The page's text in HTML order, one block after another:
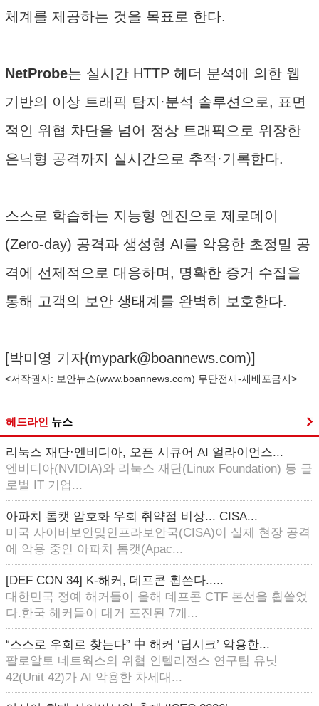
체계를 제공하는 것을 목표로 한다.
NetProbe는 실시간 HTTP 헤더 분석에 의한 웹
기반의 이상 트래픽 탐지·분석 솔루션으로, 표면
적인 위협 차단을 넘어 정상 트래픽으로 위장한
은닉형 공격까지 실시간으로 추적·기록한다.
스스로 학습하는 지능형 엔진으로 제로데이
(Zero-day) 공격과 생성형 AI를 악용한 초정밀 공
격에 선제적으로 대응하며, 명확한 증거 수집을
통해 고객의 보안 생태계를 완벽히 보호한다.
[박미영 기자(mypark@boannews.com)]
<저작권자: 보안뉴스(www.boannews.com) 무단전재-재배포금지>
헤드라인 뉴스
리눅스 재단·엔비디아, 오픈 시큐어 AI 얼라이언스...
엔비디아(NVIDIA)와 리눅스 재단(Linux Foundation) 등 글
로벌 IT 기업...
아파치 톰캣 암호화 우회 취약점 비상... CISA...
미국 사이버보안및인프라보안국(CISA)이 실제 현장 공격
에 악용 중인 아파치 톰캣(Apac...
[DEF CON 34] K-해커, 데프콘 휩쓴다.....
대한민국 정예 해커들이 올해 데프콘 CTF 본선을 휩쓸었
다.한국 해커들이 대거 포진된 7개...
“스스로 우회로 찾는다” 中 해커 ‘딥시크’ 악용한...
팔로알토 네트웍스의 위협 인텔리전스 연구팀 유닛
42(Unit 42)가 AI 악용한 차세대...